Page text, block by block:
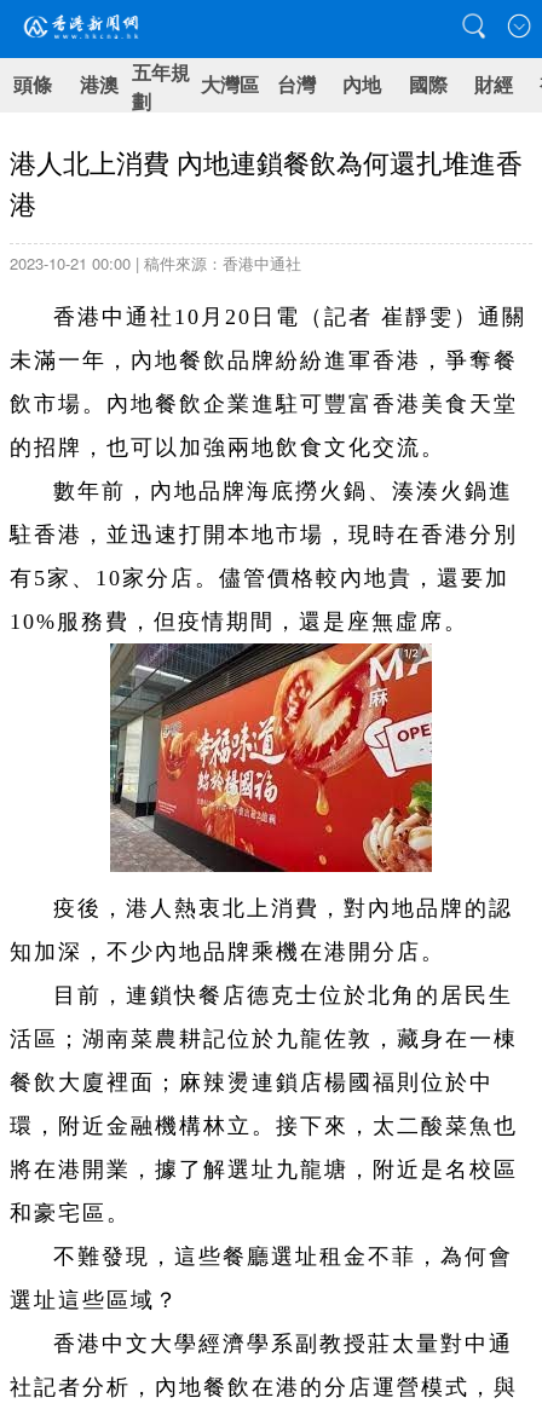
頭條 港澳 五年規
劃
大灣區 台灣 內地 國際 財經
港人北上消費 內地連鎖餐飲為何還扎堆進香
港
2023-10-21 00:00 | 稿件來源：香港中通社
香港中通社10月20日電（記者 崔靜雯） 通關
未滿一年，內地餐飲品牌紛紛進軍香港，爭奪餐
飲市場。內地餐飲企業進駐可豐富香港美食天堂
的招牌，也可以加強兩地飲食文化交流。
數年前，內地品牌海底撈火鍋、湊湊火鍋進
駐香港，並迅速打開本地市場，現時在香港分別
有5家、10家分店。儘管價格較內地貴，還要加
10%服務費，但疫情期間，還是座無虛席。
疫後，港人熱衷北上消費，對內地品牌的認
知加深，不少內地品牌乘機在港開分店。
目前，連鎖快餐店德克士位於北角的居民生
活區；湖南菜農耕記位於九龍佐敦，藏身在一棟
餐飲大廈裡面；麻辣燙連鎖店楊國福則位於中
環，附近金融機構林立。接下來，太二酸菜魚也
將在港開業，據了解選址九龍塘，附近是名校區
和豪宅區。
不難發現，這些餐廳選址租金不菲，為何會
選址這些區域？
香港中文大學經濟學系副教授莊太量對中通
社記者分析，內地餐飲在港的分店運營模式，與